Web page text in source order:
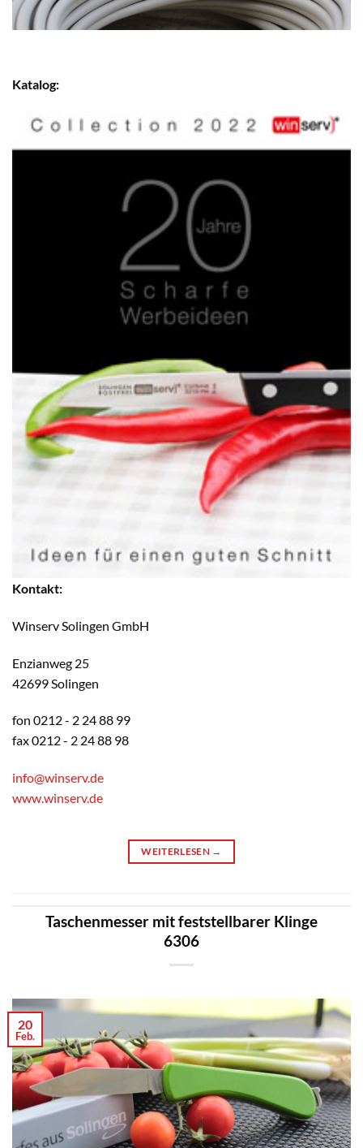
Katalog:
Kontakt:
Winserv Solingen GmbH
Enzianweg 25
42699 Solingen
fon 0212 - 2 24 88 99
fax 0212 - 2 24 88 98
info@winserv.de
www.winserv.de
WEITERLESEN →
Taschenmesser mit feststellbarer Klinge
6306
20
Feb.